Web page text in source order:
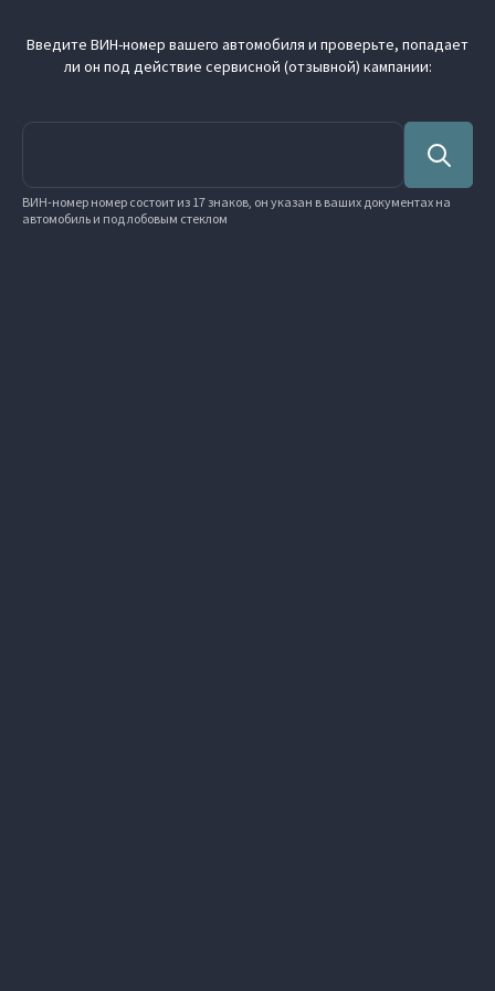
Введите ВИН-номер вашего автомобиля и проверьте, попадает
ли он под действие сервисной (отзывной) кампании:
ВИН-номер номер состоит из 17 знаков, он указан в ваших документах на
автомобиль и под лобовым стеклом